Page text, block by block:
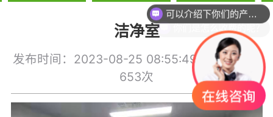
统
洁净室
发布时间：2023-08-25 08:55:49
浏览次数：
653次
可以介绍下你们的产品么？
你们是怎么收费的呢？